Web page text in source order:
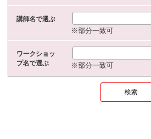
講師名で選ぶ
※部分一致可
ワークショッ
プ名で選ぶ
※部分一致可